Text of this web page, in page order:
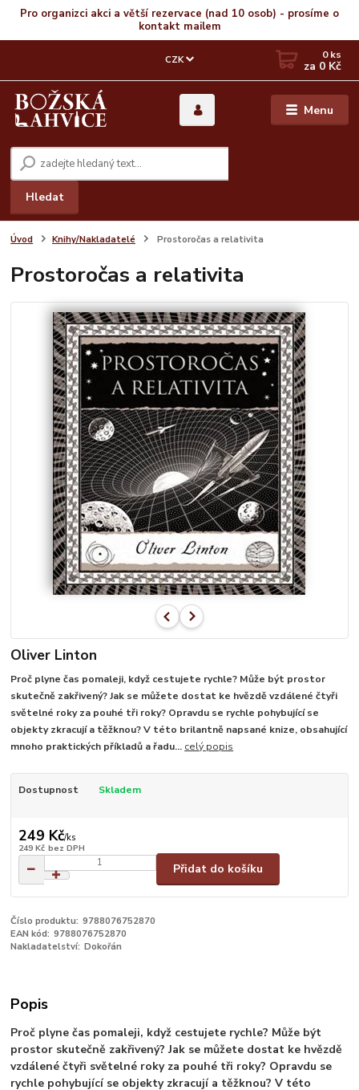
Pro organizci akci a větší rezervace (nad 10 osob) - prosíme o
kontakt mailem
Menu
CZK
Hledat
0ks
za 0 Kč
Úvod Knihy/Nakladatelé Prostoročas a relativita
Prostoročas a relativita
Oliver Linton
Proč plyne čas pomaleji, když cestujete rychle? Může být prostor
skutečně zakřivený? Jak se můžete dostat ke hvězdě vzdálené čtyři
světelné roky za pouhé tři roky? Opravdu se rychle pohybující se
objekty zkracují a těžknou? V této brilantně napsané knize, obsahující
mnoho praktických příkladů a řadu... celý popis
Dostupnost Skladem
249 Kč/ks
249 Kč bez DPH
Přidat do košíku
Číslo produktu: 9788076752870
EAN kód: 9788076752870
Nakladatelství: Dokořán
Popis
Proč plyne čas pomaleji, když cestujete rychle? Může být
prostor skutečně zakřivený? Jak se můžete dostat ke hvězdě
vzdálené čtyři světelné roky za pouhé tři roky? Opravdu se
rychle pohybující se objekty zkracují a těžknou? V této